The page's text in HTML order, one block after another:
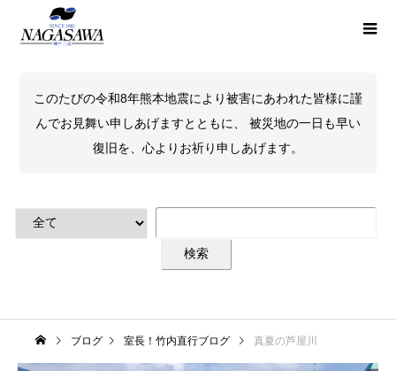
このたびの令和8年熊本地震により被害にあわれた皆様に謹
んでお見舞い申しあげますとともに、 被災地の一日も早い
復旧を、心よりお祈り申しあげます。
ブログ 室長！竹内直行ブログ 真夏の芦屋川